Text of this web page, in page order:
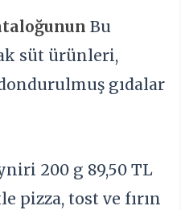
Bu
süt ürünleri,
gıdalar
200 g 89,50 TL
pizza, tost ve fırın